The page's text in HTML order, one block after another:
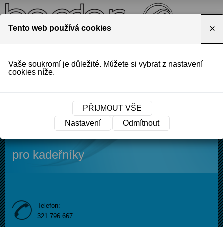
KONTAKT
Výrobce profesionální vlasové
kosmetiky
pro kadeřníky
Telefon:
321 796 667
Tento web používá cookies ×
Vaše soukromí je důležité. Můžete si vybrat z nastavení
cookies níže.
PŘIJMOUT VŠE
Nastavení
Odmítnout